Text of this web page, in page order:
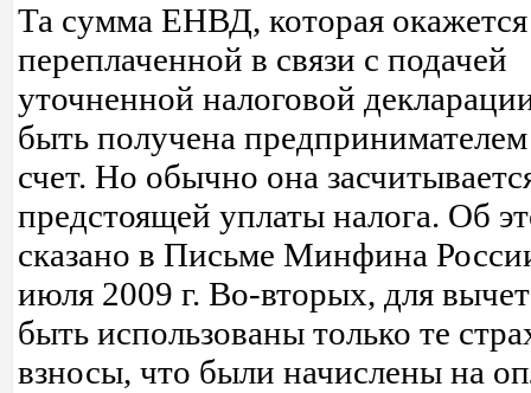
Та сумма ЕНВД, которая окажется
переплаченной в связи с подачей
уточненной налоговой
быть получена предпринимателем
счет. Но обычно она
предстоящей уплаты налога. Об
сказано в Письме Минфина
июля 2009 г. Во-вторых, для
быть использованы только те
взносы, что были начислены на